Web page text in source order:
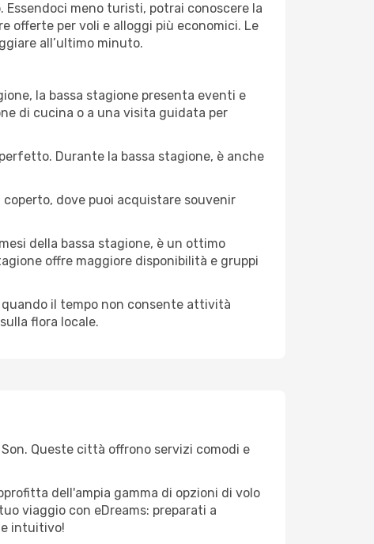
meno turisti, potrai conoscere la
per voli e alloggi più economici. Le
all’ultimo minuto.
la bassa stagione presenta eventi e
di cucina o a una visita guidata per
Durante la bassa stagione, è anche
dove puoi acquistare souvenir
della bassa stagione, è un ottimo
offre maggiore disponibilità e gruppi
il tempo non consente attività
flora locale.
Queste città offrono servizi comodi e
dell'ampia gamma di opzioni di volo
viaggio con eDreams: preparati a
e intuitivo!